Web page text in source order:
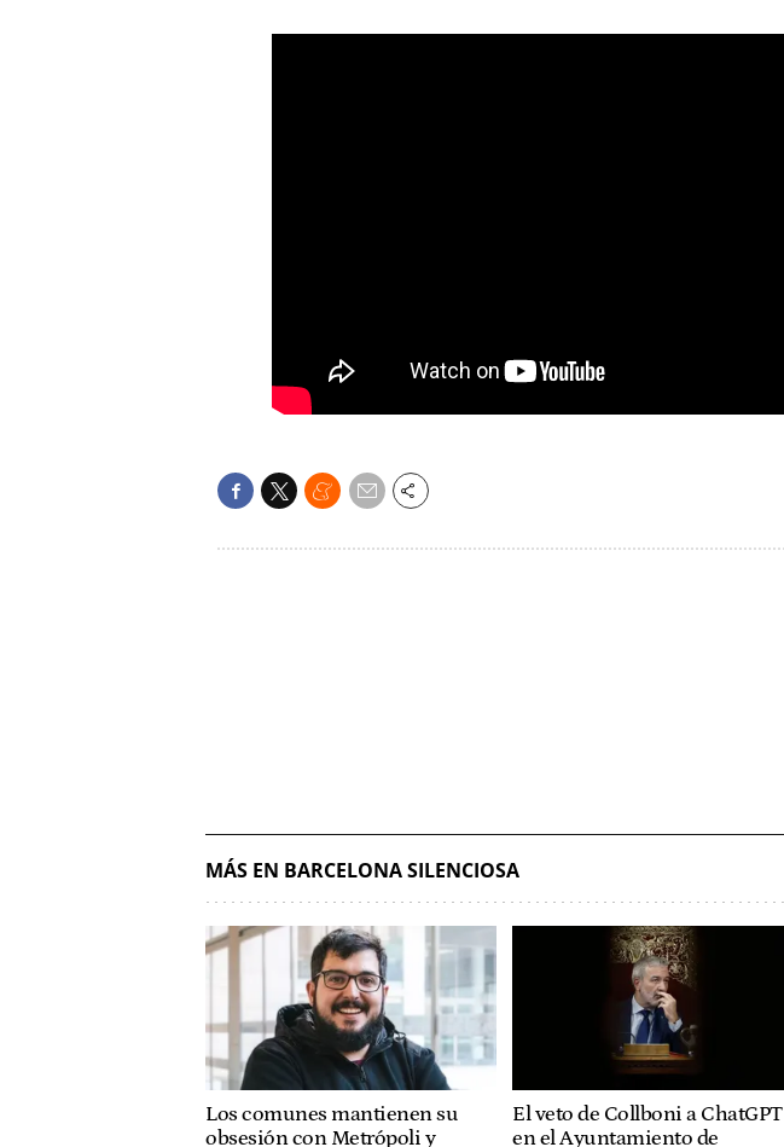
MÁS EN BARCELONA SILENCIOSA
Los comunes mantienen su
obsesión con Metrópoli y
El veto de Collboni a ChatGPT
en el Ayuntamiento de